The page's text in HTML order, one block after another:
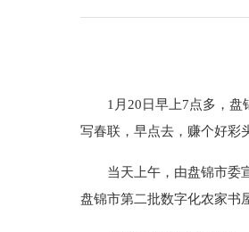
1月20日早上7点多，盘锦
写春联，早点去，赚个好彩
当天上午，由盘锦市委宣
盘锦市第二批数字化农家书